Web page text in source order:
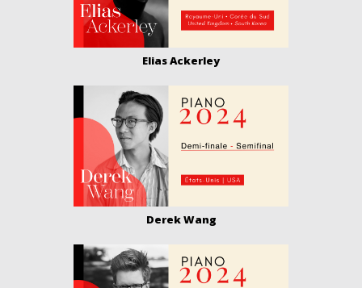
Elias Ackerley
Derek Wang